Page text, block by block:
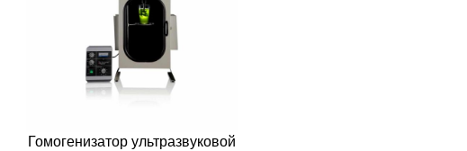
Гомогенизатор ультразвуковой